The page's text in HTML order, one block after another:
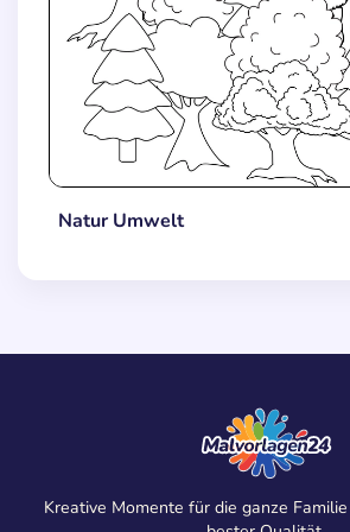
Natur Umwelt
Kreative Momente für die ganze